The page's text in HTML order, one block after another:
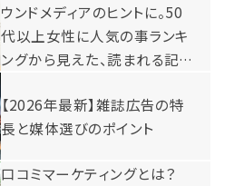
ウンドメディアのヒントに。50
代以上女性に人気の事ランキ
ングから見えた、読まれる記事
【2026年最新】雑誌広告の特
長と媒体選びのポイント
口コミマーケティングとは？